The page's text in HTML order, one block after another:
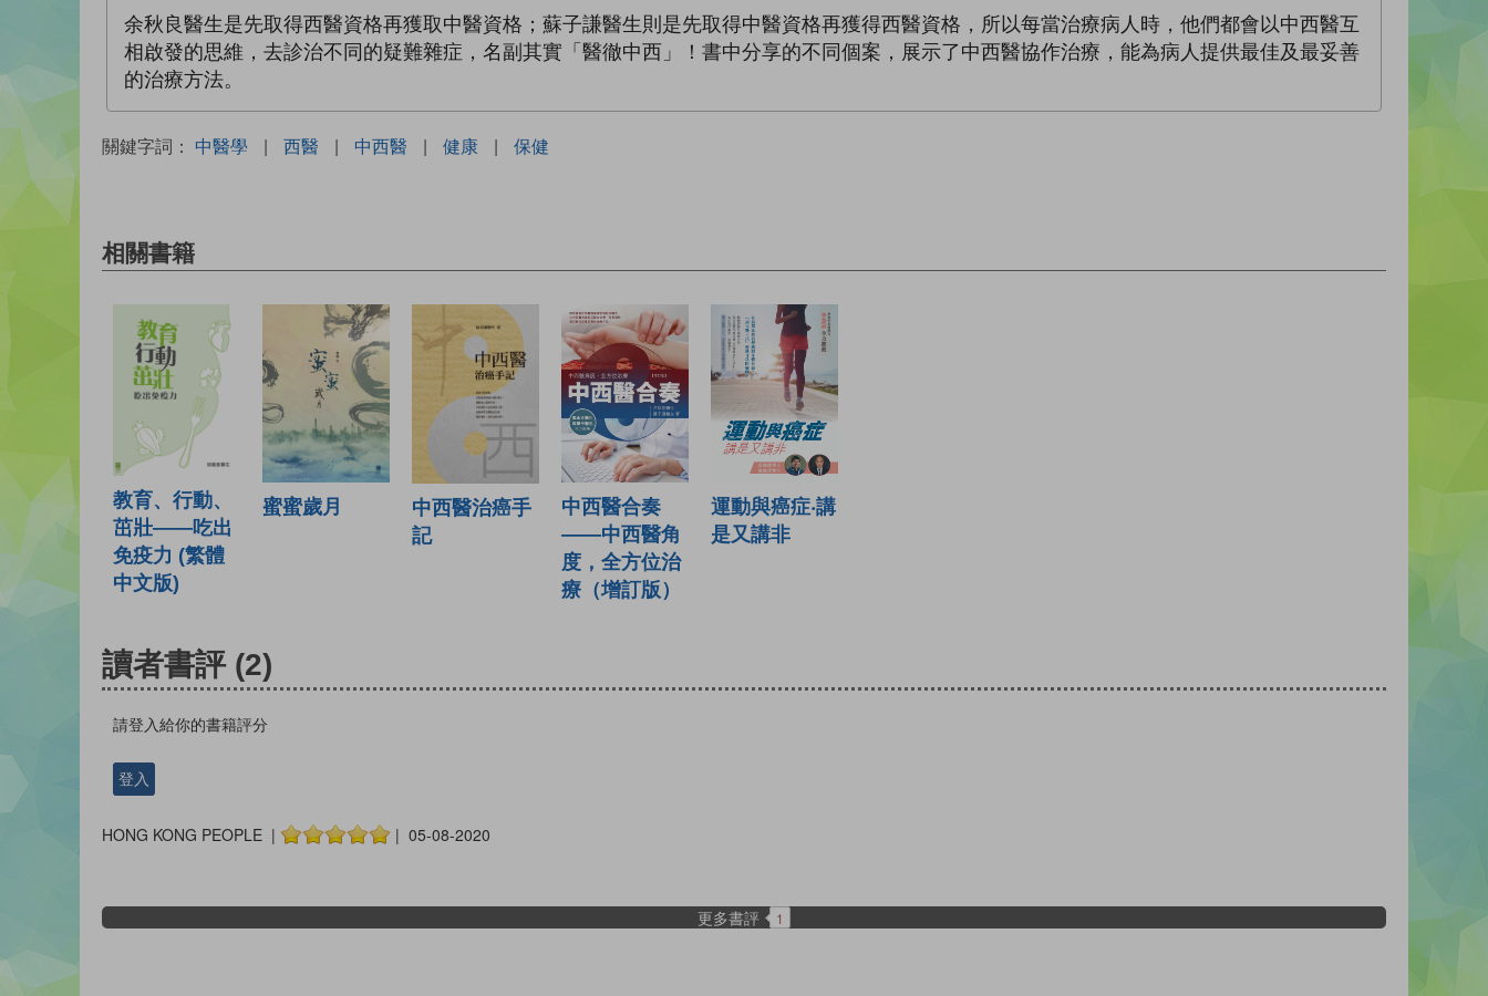
余秋良醫生是先取得西醫資格再獲取中醫資格；蘇子謙醫生則是先取得中醫資格再獲得西醫資格，所以每當治療病人時，他們都會以中西醫互
相啟發的思維，去診治不同的疑難雜症，名副其實「醫徹中西」！書中分享的不同個案，展示了中西醫協作治療，能為病人提供最佳及最妥善
的治療方法。
關鍵字詞： 中醫學 | 西醫 | 中西醫 | 健康 | 保健
相關書籍
教育、行動、
茁壯——吃出
免疫力 (繁體
中文版)
蜜蜜歲月
中西醫治癌手
記
中西醫合奏
——中西醫角
度，全方位治
療（增訂版）
運動與癌症‧講
是又講非
讀者書評 (2)
請登入給你的書籍評分
登入
HONG KONG PEOPLE | | 05-08-2020
更多書評 1